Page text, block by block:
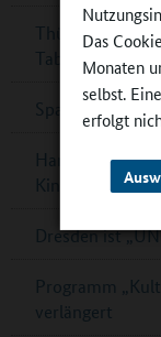
Das
Monaten
selbst.
erfolgt
Thüringen:
Tabarz
Spannende
Hamburg:
Dresden ist
Programm
verlängert